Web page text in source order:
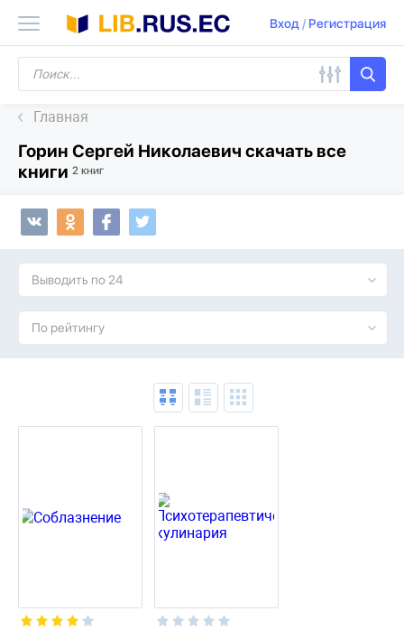
Вход/ Регистрация
Главная
Горин Сергей Николаевич скачать все
книги 2 книг
Выводить по 24
По рейтингу